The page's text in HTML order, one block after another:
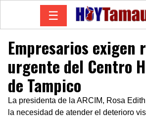
☰
Empresarios exigen
urgente del Centro
de Tampico
La presidenta de la ARCIM, Rosa
la necesidad de atender el deterioro